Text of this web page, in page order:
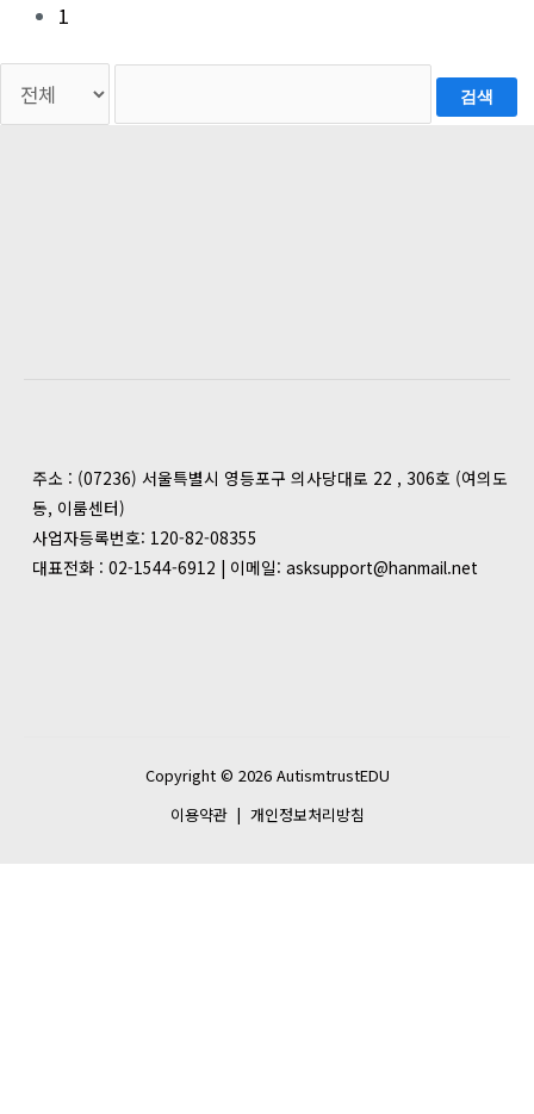
1
검색
주소 : (07236) 서울특별시 영등포구 의사당대로 22 , 306호 (여의도
동, 이룸센터)
사업자등록번호: 120-82-08355
대표전화 : 02-1544-6912 | 이메일: asksupport@hanmail.net
Copyright © 2026 AutismtrustEDU
이용약관| 개인정보처리방침